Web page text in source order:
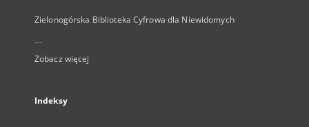
Zielonogórska Biblioteka Cyfrowa dla Niewidomych
...
Zobacz więcej
Indeksy